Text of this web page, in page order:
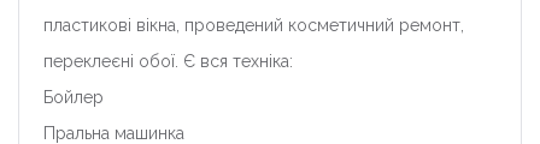
пластикові вікна, проведений косметичний ремонт,
переклеєні обої. Є вся техніка:
Бойлер
Пральна машинка